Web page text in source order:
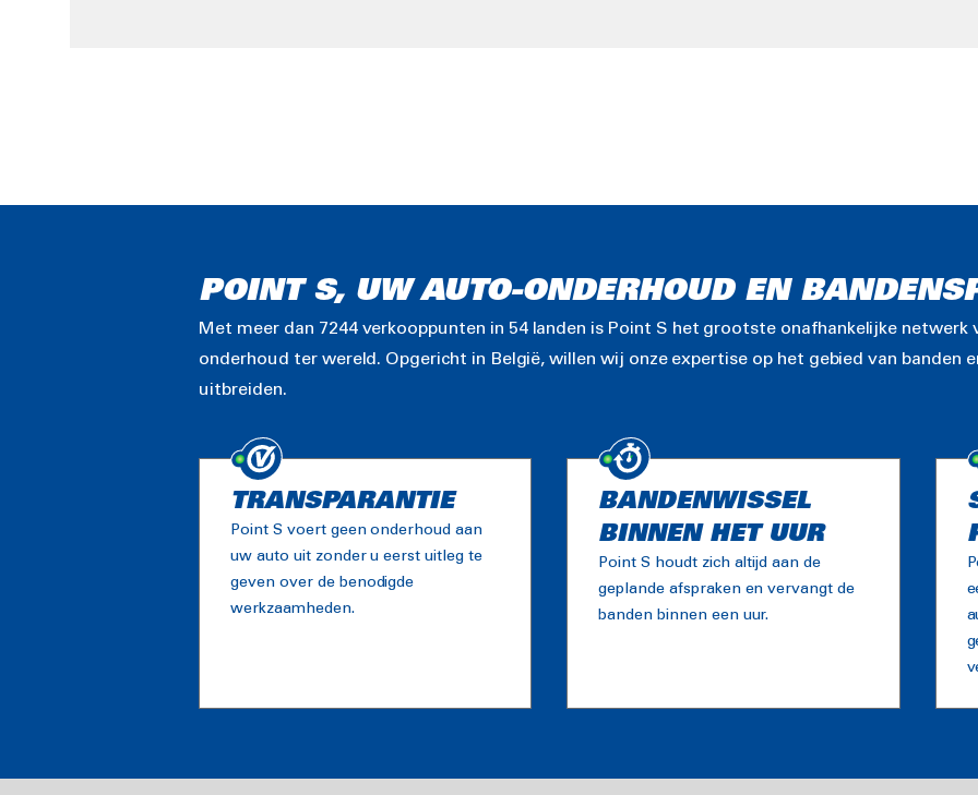
POINT S, UW AUTO-ONDERHOUD EN
Met meer dan 7244 verkooppunten in 54 landen is Point S het grootste onafhankelijke
onderhoud ter wereld. Opgericht in België, willen wij onze expertise op het gebied van banden
uitbreiden.
TRANSPARANTIE
Point S voert geen onderhoud aan
uw auto uit zonder u eerst uitleg te
geven over de benodigde
werkzaamheden.
BANDENWISSEL
BINNEN HET UUR
Point S houdt zich altijd aan de
geplande afspraken en vervangt de
banden binnen een uur.